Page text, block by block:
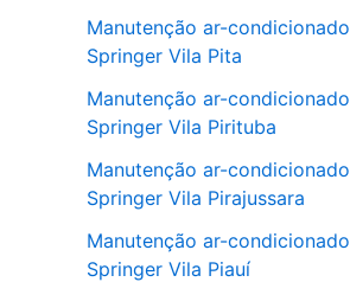
Manutenção ar-condicionado
Springer Vila Pita
Manutenção ar-condicionado
Springer Vila Pirituba
Manutenção ar-condicionado
Springer Vila Pirajussara
Manutenção ar-condicionado
Springer Vila Piauí